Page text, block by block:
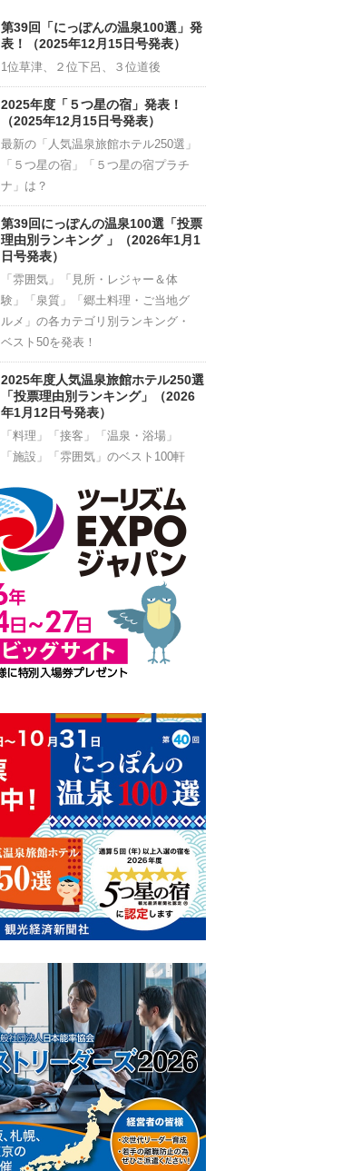
Channel
第39回「にっぽんの温泉100選」発
表！（2025年12月15日号発表）
1位草津、２位下呂、３位道後
2025年度「５つ星の宿」発表！
（2025年12月15日号発表）
最新の「人気温泉旅館ホテル250選」
「５つ星の宿」「５つ星の宿プラチ
ナ」は？
第39回にっぽんの温泉100選「投票
理由別ランキング 」（2026年1月1
日号発表）
「雰囲気」「見所・レジャー＆体
験」「泉質」「郷土料理・ご当地グ
ルメ」の各カテゴリ別ランキング・
ベスト50を発表！
2025年度人気温泉旅館ホテル250選
「投票理由別ランキング」（2026
年1月12日号発表）
「料理」「接客」「温泉・浴場」
「施設」「雰囲気」のベスト100軒